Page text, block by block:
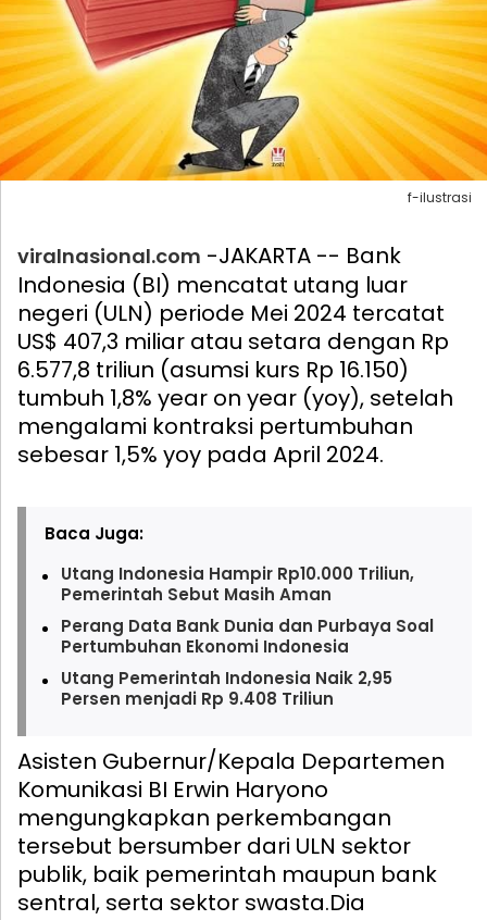
f-ilustrasi
viralnasional.com -JAKARTA -- Bank
Indonesia (BI) mencatat utang luar
negeri (ULN) periode Mei 2024 tercatat
US$ 407,3 miliar atau setara dengan Rp
6.577,8 triliun (asumsi kurs Rp 16.150)
tumbuh 1,8% year on year (yoy), setelah
mengalami kontraksi pertumbuhan
sebesar 1,5% yoy pada April 2024.
Baca Juga:
Utang Indonesia Hampir Rp10.000 Triliun,
Pemerintah Sebut Masih Aman
Perang Data Bank Dunia dan Purbaya Soal
Pertumbuhan Ekonomi Indonesia
Utang Pemerintah Indonesia Naik 2,95
Persen menjadi Rp 9.408 Triliun
Asisten Gubernur/Kepala Departemen
Komunikasi BI Erwin Haryono
mengungkapkan perkembangan
tersebut bersumber dari ULN sektor
publik, baik pemerintah maupun bank
sentral, serta sektor swasta.Dia